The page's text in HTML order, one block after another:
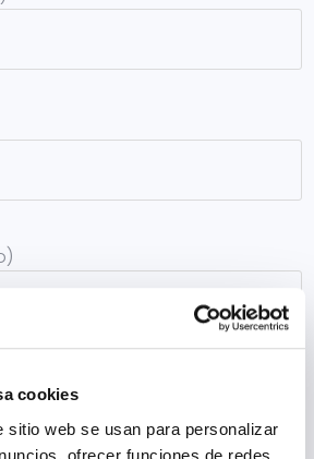
cookies
sitio web se usan para personalizar
ofrecer funciones de redes